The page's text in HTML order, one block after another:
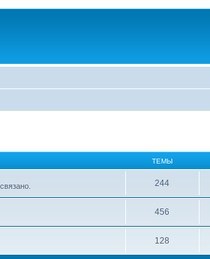
ТЕМЫ
244
456
128